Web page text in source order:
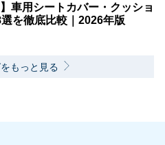
車用シートカバー・クッショ
を徹底比較｜2026年版
もっと見る